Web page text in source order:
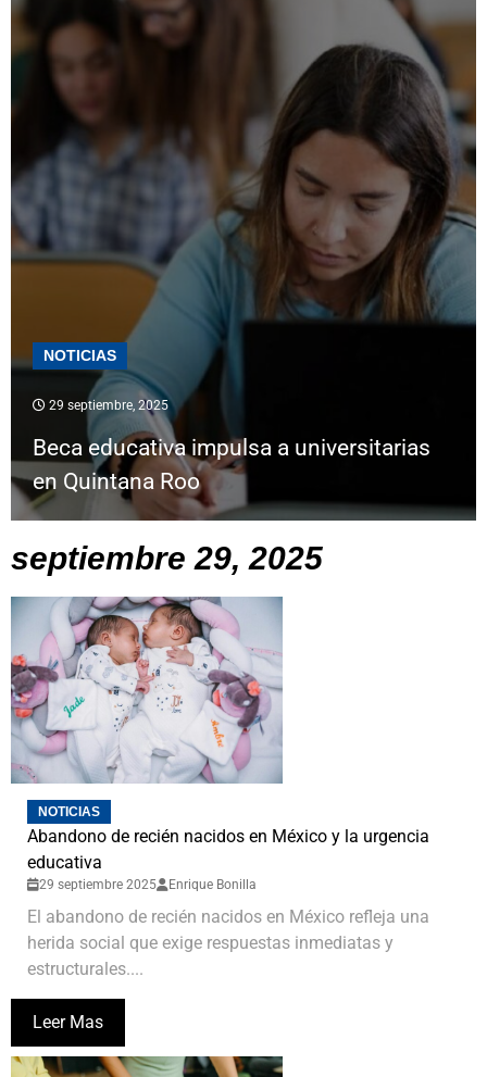
NOTICIAS
29 septiembre, 2025
Beca educativa impulsa a universitarias
en Quintana Roo
septiembre 29, 2025
NOTICIAS
Abandono de recién nacidos en México y la urgencia
educativa
29 septiembre 2025 Enrique Bonilla
El abandono de recién nacidos en México refleja una
herida social que exige respuestas inmediatas y
estructurales....
Leer Mas